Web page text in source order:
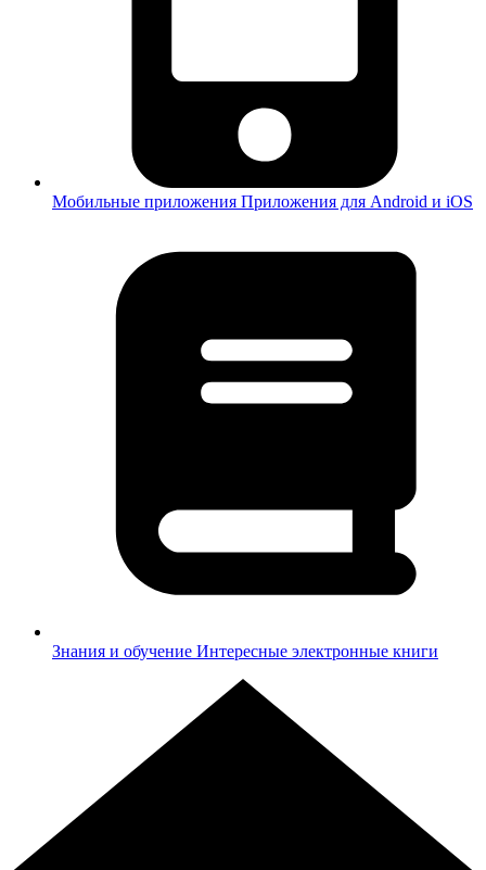
Мобильные приложения Приложения для Android и iOS
Знания и обучение Интересные электронные книги